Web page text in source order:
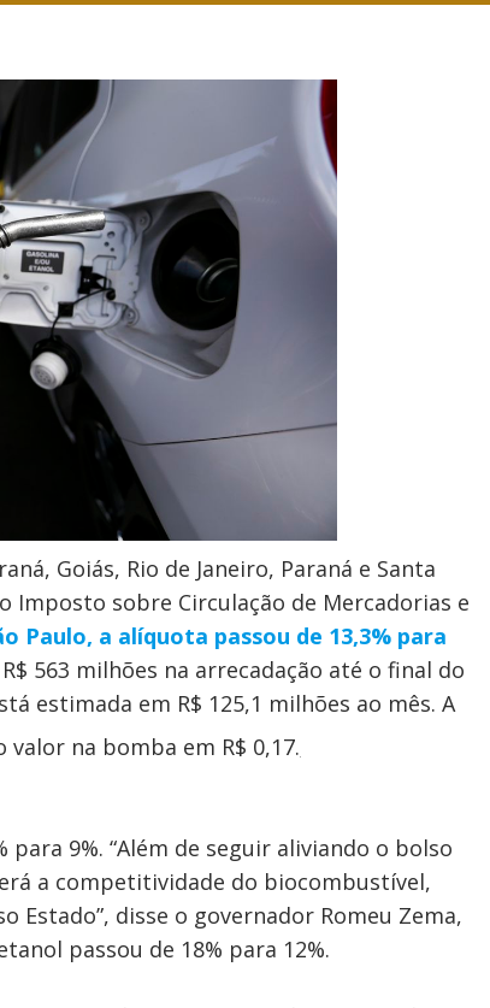
Goiás, Rio de Janeiro, Paraná e Santa
Imposto sobre Circulação de Mercadorias e
Paulo, a alíquota passou de 13,3% para
563 milhões na arrecadação até o final do
estimada em R$ 125,1 milhões ao mês. A
na bomba em R$ 0,17.
para 9%. “Além de seguir aliviando o bolso
a competitividade do biocombustível,
disse o governador Romeu Zema,
passou de 18% para 12%.